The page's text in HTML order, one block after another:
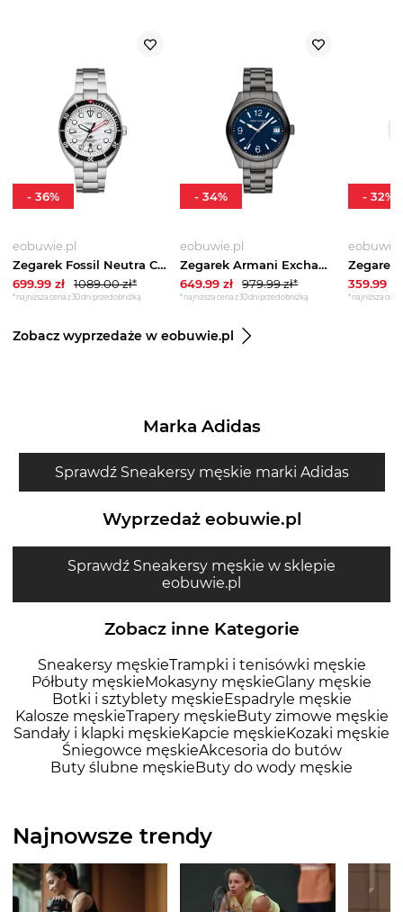
eobuwie.pl
Zegarek Fossil Neutra Chrono FS6063 Brązowy
699.99 zł 1089.00zł*
*najniższa cena z 30 dni przed obniżką
- 36%
eobuwie.pl
Zegarek Armani Exchange Kilian AX1421 Szary
649.99 zł 979.99zł*
*najniższa cena z 30 dni przed obniżką
-34%
359.99zł
*najniższa cena
- 32%
Zobacz wyprzedaże w eobuwie.pl
Marka Adidas
Sprawdź Sneakersy męskie marki Adidas
Wyprzedaż eobuwie.pl
Sprawdź Sneakersy męskie w sklepie
eobuwie.pl
Zobacz inne Kategorie
Sneakersy męskieTrampki i tenisówki męskie
Półbuty męskie Mokasyny męskieGlany męskie
Botki i sztyblety męskie Espadryle męskie
Kalosze męskieTrapery męskie Buty zimowe męskie
Sandały i klapki męskie Kapcie męskie Kozaki męskie
Śniegowce męskieAkcesoria do butów
Buty ślubne męskie Buty do wody męskie
Najnowsze trendy